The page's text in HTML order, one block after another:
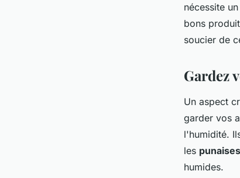
nécessite
bons
soucier de
Gardez
Un aspect
garder vos
l'humidité.
les
humides.